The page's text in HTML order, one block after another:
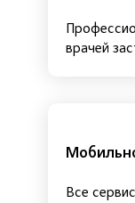
врачей
Все